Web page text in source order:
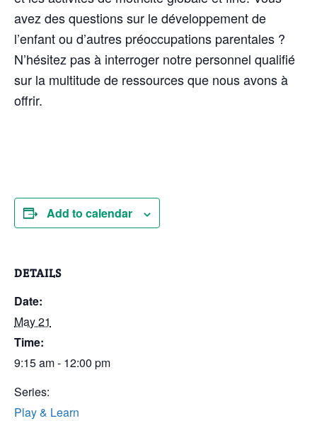
avez des questions sur le développement de
l’enfant ou d’autres préoccupations parentales ?
N’hésitez pas à interroger notre personnel qualifié
sur la multitude de ressources que nous avons à
offrir.
Add to calendar
DETAILS
Date:
May 21
Time:
9:15 am - 12:00 pm
Series:
Play & Learn